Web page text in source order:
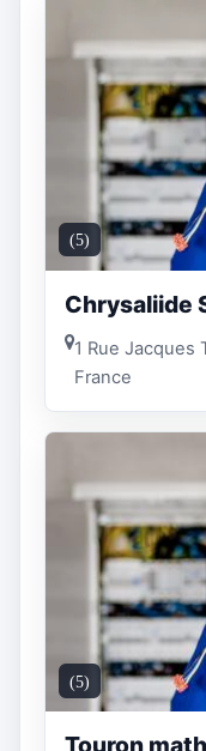
(5)
Chrysaliide
1 Rue Jacques
France
(5)